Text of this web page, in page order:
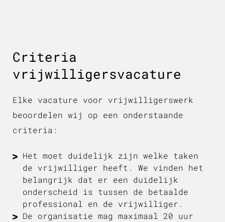
Criteria
vrijwilligersvacature
Elke vacature voor vrijwilligerswerk
beoordelen wij op een onderstaande
criteria:
Het moet duidelijk zijn welke taken
de vrijwilliger heeft. We vinden het
belangrijk dat er een duidelijk
onderscheid is tussen de betaalde
professional en de vrijwilliger.
De organisatie mag maximaal 20 uur